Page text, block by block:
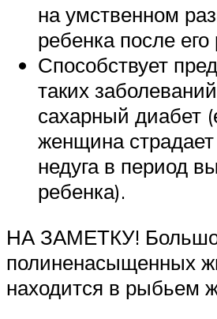
на умственном
ребенка после
Способствует
таких
сахарный диабет
женщина страдает
недуга в период
ребенка).
НА ЗАМЕТКУ!
полиненасыщенных
находится в рыбьем